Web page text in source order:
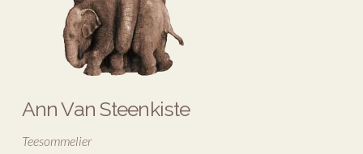
Ann Van Steenkiste
Teesommelier